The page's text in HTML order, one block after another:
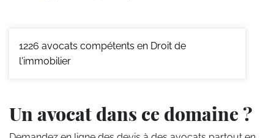
1226 avocats compétents en Droit de
l'immobilier
Un avocat dans ce domaine ?